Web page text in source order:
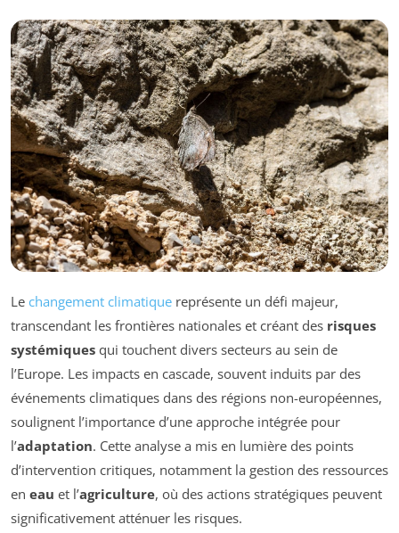
Le changement climatique représente un défi majeur,
transcendant les frontières nationales et créant des risques
systémiques qui touchent divers secteurs au sein de
l’Europe. Les impacts en cascade, souvent induits par des
événements climatiques dans des régions non-européennes,
soulignent l’importance d’une approche intégrée pour
l’adaptation. Cette analyse a mis en lumière des points
d’intervention critiques, notamment la gestion des ressources
en eau et l’agriculture, où des actions stratégiques peuvent
significativement atténuer les risques.